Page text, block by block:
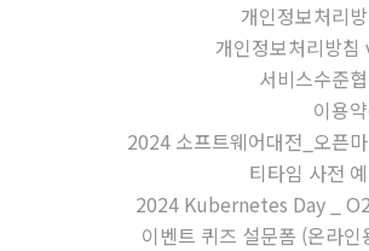
개인정보처리
개인정보처리방침
서비스수준
이용
2024 소프트웨어대전_오픈
티타임 사전
2024 Kubernetes Day _
이벤트 퀴즈 설문폼 (온라인